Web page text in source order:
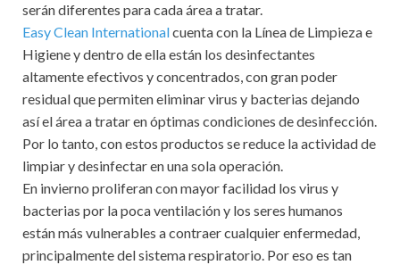
serán diferentes para cada área a tratar.
Easy Clean Internationalcuenta con la Línea de Limpieza e
Higiene y dentro de ella están los desinfectantes
altamente efectivos y concentrados, con gran poder
residual que permiten eliminar virus y bacterias dejando
así el área a tratar en óptimas condiciones de desinfección.
Por lo tanto, con estos productos se reduce la actividad de
limpiar y desinfectar en una sola operación.
En invierno proliferan con mayor facilidad los virus y
bacterias por la poca ventilación y los seres humanos
están más vulnerables a contraer cualquier enfermedad,
principalmente del sistema respiratorio. Por eso es tan